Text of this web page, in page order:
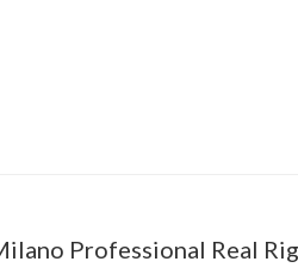
Professional Real